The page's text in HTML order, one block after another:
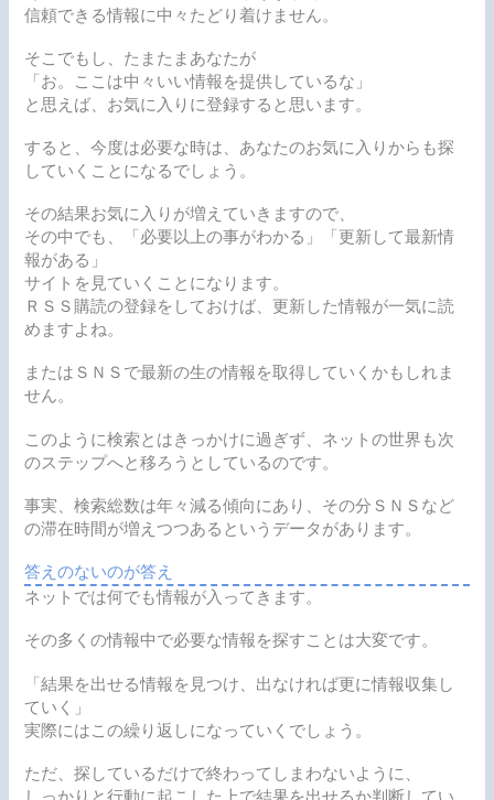
信頼できる情報に中々たどり着けません。
そこでもし、たまたまあなたが
「お。ここは中々いい情報を提供しているな」
と思えば、お気に入りに登録すると思います。
すると、今度は必要な時は、あなたのお気に入りからも探
していくことになるでしょう。
その結果お気に入りが増えていきますので、
その中でも、「必要以上の事がわかる」「更新して最新情
報がある」
サイトを見ていくことになります。
ＲＳＳ購読の登録をしておけば、更新した情報が一気に読
めますよね。
またはＳＮＳで最新の生の情報を取得していくかもしれま
せん。
このように検索とはきっかけに過ぎず、ネットの世界も次
のステップへと移ろうとしているのです。
事実、検索総数は年々減る傾向にあり、その分ＳＮＳなど
の滞在時間が増えつつあるというデータがあります。
答えのないのが答え
ネットでは何でも情報が入ってきます。
その多くの情報中で必要な情報を探すことは大変です。
「結果を出せる情報を見つけ、出なければ更に情報収集し
ていく」
実際にはこの繰り返しになっていくでしょう。
ただ、探しているだけで終わってしまわないように、